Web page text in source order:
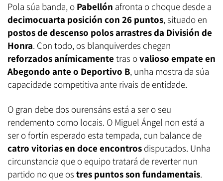
Pola súa banda, o Pabellón afronta o choque desde a
decimocuarta posición con 26 puntos, situado en
postos de descenso polos arrastres da División de
Honra. Con todo, os blanquiverdes chegan
reforzados anímicamente tras ovalioso empate en
Abegondo ante o Deportivo B, unha mostra da súa
capacidade competitiva ante rivais de entidade.
O gran debe dos ourensáns está a ser o seu
rendemento como locais. O Miguel Ángel non está a
ser o fortín esperado esta tempada, cun balance de
catro vitorias en doce encontros disputados. Unha
circunstancia que o equipo tratará de reverter nun
partido no que os tres puntos son fundamentais.